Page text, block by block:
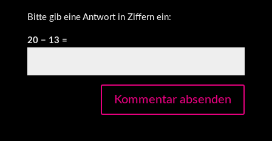
Bitte gib eine Antwort in Ziffern ein:
20 − 13 =